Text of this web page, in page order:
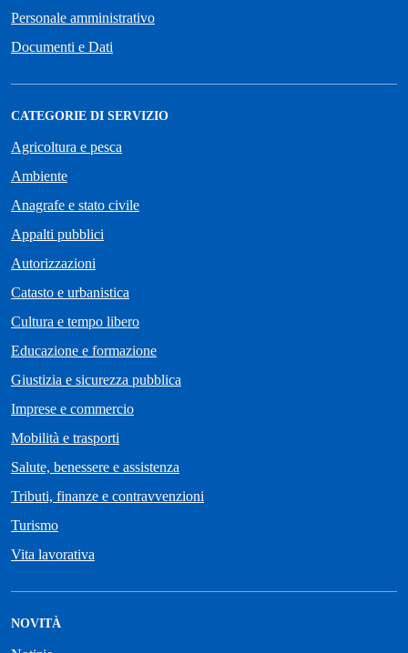
Personale amministrativo
Documenti e Dati
CATEGORIE DI SERVIZIO
Agricoltura e pesca
Ambiente
Anagrafe e stato civile
Appalti pubblici
Autorizzazioni
Catasto e urbanistica
Cultura e tempo libero
Educazione e formazione
Giustizia e sicurezza pubblica
Imprese e commercio
Mobilità e trasporti
Salute, benessere e assistenza
Tributi, finanze e contravvenzioni
Turismo
Vita lavorativa
NOVITÀ